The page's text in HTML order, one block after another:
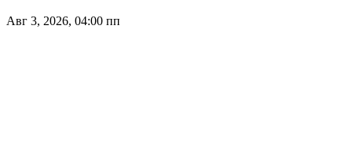
Авг 3, 2026, 04:00 пп